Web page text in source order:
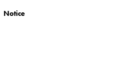
Notice